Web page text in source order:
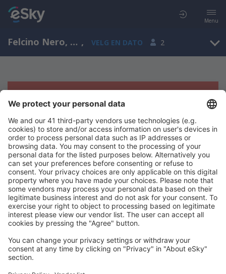
Menu
Felcino Nero, Toscana, Italia , VELG EN DATO 2
Beklager, søket ga ingen resultater
Prøv å søk etter andre kriterier
Copyright © eSkyTravel.no. Alle rettigheter forbeholdt.